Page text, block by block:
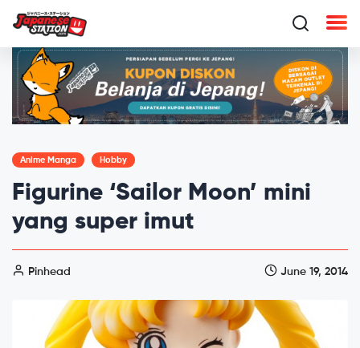
Anime Manga Hobby
Figurine ‘Sailor Moon’ mini
yang super imut
Pinhead June 19, 2014